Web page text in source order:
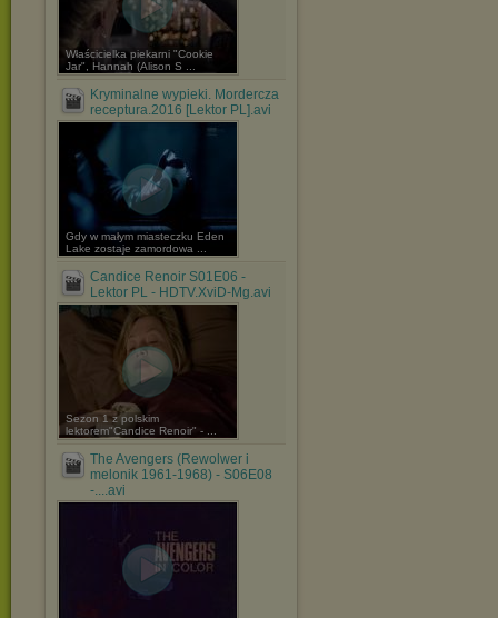
Właścicielka piekarni "Cookie
Jar", Hannah (Alison S ...
Kryminalne wypieki. Mordercza
receptura.2016 [Lektor PL].avi
Gdy w małym miasteczku Eden
Lake zostaje zamordowa ...
Candice Renoir S01E06 -
Lektor PL - HDTV.XviD-Mg.avi
Sezon 1 z polskim
lektorem"Candice Renoir" - ...
The Avengers (Rewolwer i
melonik 1961-1968) - S06E08
-....avi